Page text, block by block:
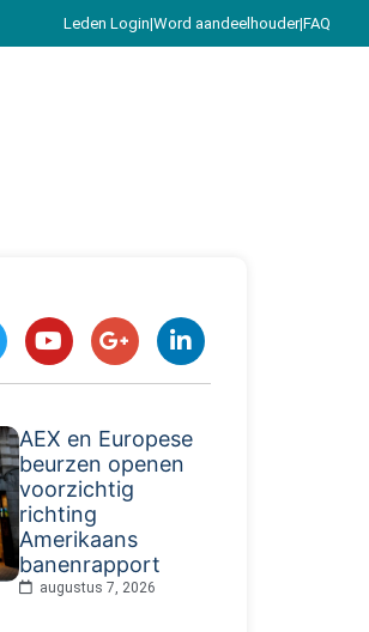
Leden Login|Word aandeelhouder|FAQ
AEX en Europese
beurzen openen
voorzichtig
richting
Amerikaans
banenrapport
augustus 7, 2026